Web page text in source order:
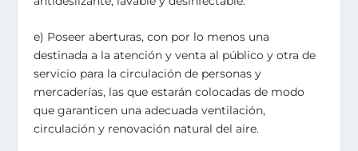
e) Poseer aberturas, con por lo menos una
destinada a la atención y venta al público y otra de
servicio para la circulación de personas y
mercaderías, las que estarán colocadas de modo
que garanticen una adecuada ventilación,
circulación y renovación natural del aire.